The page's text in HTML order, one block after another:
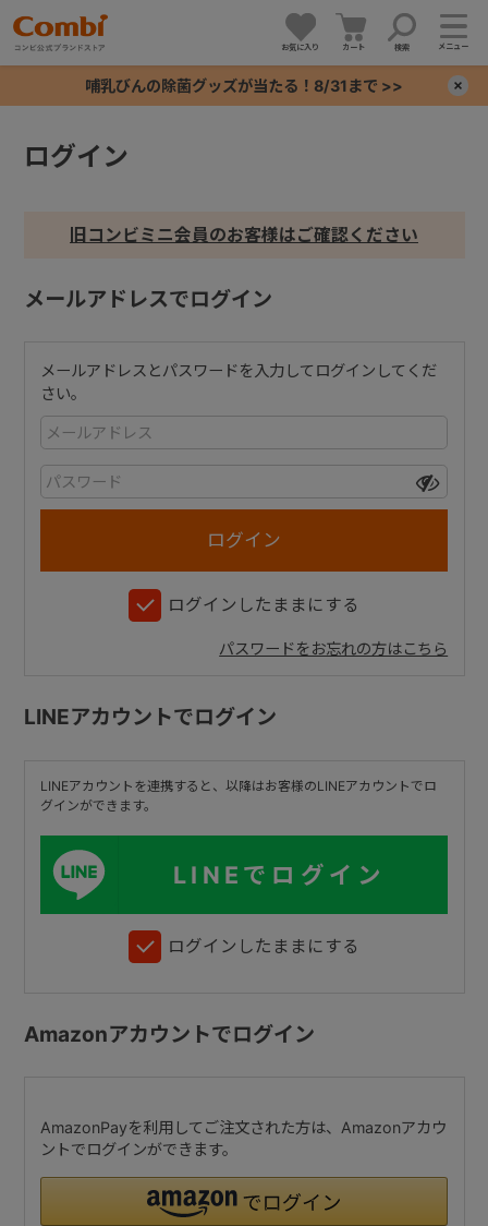
お気に入り カート 検索 メニュー
哺乳びんの除菌グッズが当たる！8/31まで >>
ログイン
旧コンビミニ会員のお客様はご確認ください
メールアドレスでログイン
メールアドレスとパスワードを入力してログインしてくだ
さい。
ログインしたままにする
パスワードをお忘れの方はこちら
LINEアカウントでログイン
LINEアカウントを連携すると、以降はお客様のLINEアカウントでロ
グインができます。
LINEでログイン
ログインしたままにする
Amazonアカウントでログイン
AmazonPayを利用してご注文された方は、Amazonアカウ
ントでログインができます。